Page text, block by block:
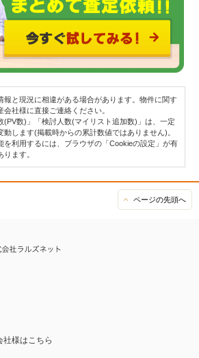
と現況に相違がある場合があります。物件に関す
社様に直接ご連絡ください。
数)」「検討人数(マイリスト追加数)」は、一定
します(掲載時からの累計数値ではありません)。
利用するには、ブラウザの「Cookieの設定」が有
ます。
ページの先頭へ
社様はこちら